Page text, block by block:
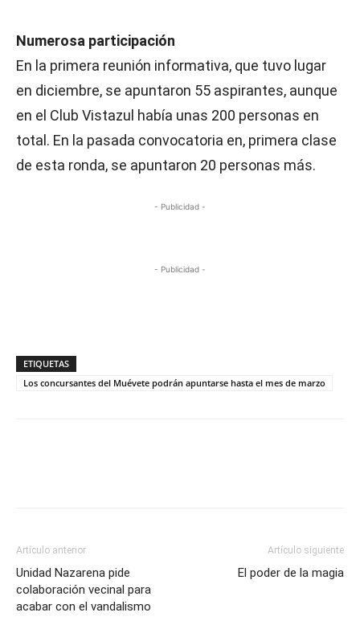
Numerosa participación
En la primera reunión informativa, que tuvo lugar
en diciembre, se apuntaron 55 aspirantes, aunque
en el Club Vistazul había unas 200 personas en
total. En la pasada convocatoria en, primera clase
de esta ronda, se apuntaron 20 personas más.
- Publicidad -
- Publicidad -
ETIQUETAS
Los concursantes del Muévete podrán apuntarse hasta el mes de marzo
Artículo anterior
Unidad Nazarena pide
colaboración vecinal para
acabar con el vandalismo
Artículo siguiente
El poder de la magia